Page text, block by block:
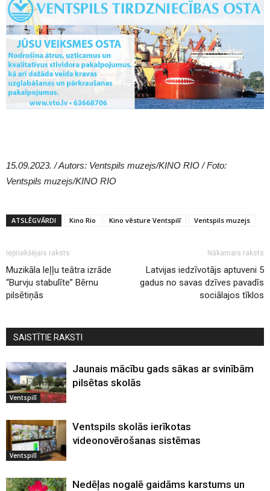
15.09.2023. / Autors: Ventspils muzejs/KINO RIO / Foto:
Ventspils muzejs/KINO RIO
ATSLĒGVĀRDI Kino Rio Kino vēsture Ventspilī Ventspils muzejs
Iepriekšējais raksts
Muzikāla leļļu teātra izrāde
“Burvju stabulīte” Bērnu
pilsētiņās
Nākamais raksts
Latvijas iedzīvotājs aptuveni 5
gadus no savas dzīves pavadīs
sociālajos tīklos
SAISTĪTIE RAKSTI
Ventspilī
Jaunais mācību gads sākas ar svinībām
pilsētas skolās
Ventspilī
Ventspils skolās ierīkotas
videonovērošanas sistēmas
Nedēļas nogalē gaidāms karstums un